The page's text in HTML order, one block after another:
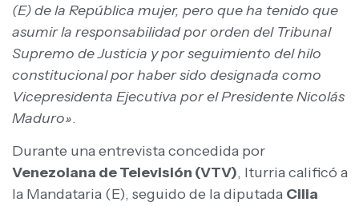
(E) de la República mujer, pero que ha tenido que
asumir la responsabilidad por orden del Tribunal
Supremo de Justicia y por seguimiento del hilo
constitucional por haber sido designada como
Vicepresidenta Ejecutiva por el Presidente Nicolás
Maduro».
Durante una entrevista concedida por
Venezolana de Televisión (VTV), Iturria calificó a
la Mandataria (E), seguido de la diputada Cilia